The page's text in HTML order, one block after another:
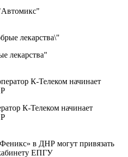
лекарства"
К-Телеком начинает